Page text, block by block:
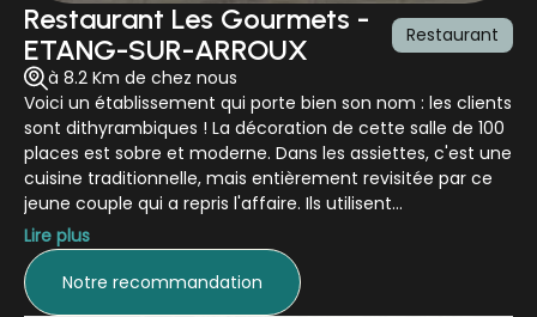
Restaurant Les Gourmets -
ETANG-SUR-ARROUX
Restaurant
à 8.2 Km de chez nous
Voici un établissement qui porte bien son nom : les clients
sont dithyrambiques ! La décoration de cette salle de 100
places est sobre et moderne. Dans les assiettes, c'est une
cuisine traditionnelle, mais entièrement revisitée par ce
jeune couple qui a repris l'affaire. Ils utilisent
majoritairement des produits de la région et tout est
entièrement fait main. Dans les assiettes, de bonnes
idées comme ce champignon farci aux poivrons confits
et écrasée de pommes de terre aux anchois, mais aussi
Lire plus
Notre recommandation